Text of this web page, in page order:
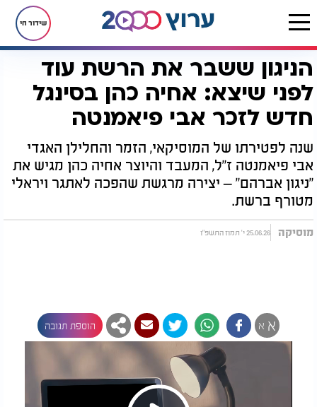
שידור חי
דף הבית מוסיקה הניגון ששבר את הרשת עוד לפני שיצא: אחיה כהן בסינגל חדש לזכר אבי פיאמנטה
הניגון ששבר את הרשת עוד
לפני שיצא: אחיה כהן בסינגל
חדש לזכר אבי פיאמנטה
שנה לפטירתו של המוסיקאי, הזמר והחלילן האגדי
אבי פיאמנטה ז"ל, המעבד והיוצר אחיה כהן מגיש את
"ניגון אברהם" – יצירה מרגשת שהפכה לאתגר ויראלי
מטורף ברשת.
מוסיקה 25.06.26 י' תמוז התשפ"ו
א א הוספת תגובה